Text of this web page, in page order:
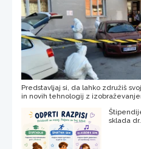
Predstavljaj si, da lahko združiš
in novih tehnologij z
sklada